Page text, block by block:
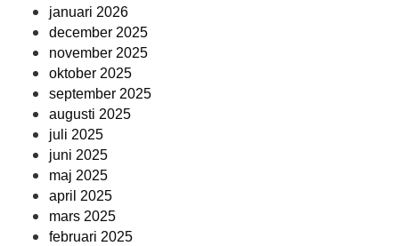
januari 2026
december 2025
november 2025
oktober 2025
september 2025
augusti 2025
juli 2025
juni 2025
maj 2025
april 2025
mars 2025
februari 2025